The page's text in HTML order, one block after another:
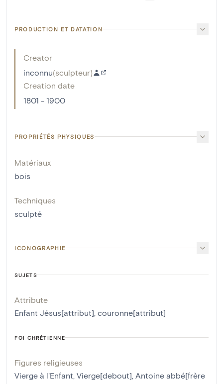
PRODUCTION ET DATATION
Creator
inconnu(sculpteur)
Creation date
1801 - 1900
PROPRIÉTÉS PHYSIQUES
Matériaux
bois
Techniques
sculpté
ICONOGRAPHIE
SUJETS
Attribute
Enfant Jésus[attribut], couronne[attribut]
FOI CHRÉTIENNE
Figures religieuses
Vierge à l'Enfant, Vierge[debout], Antoine abbé[frère